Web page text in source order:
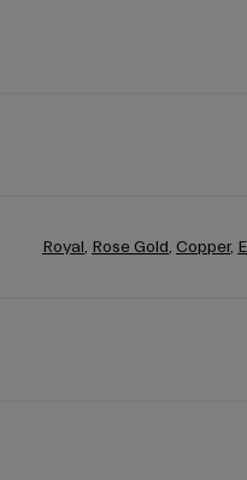
Royal, Rose Gold, Copper,